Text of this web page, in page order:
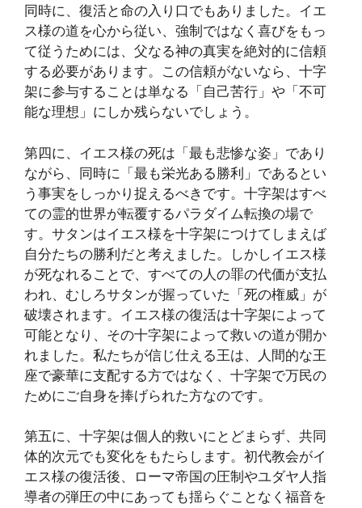
同時に、復活と命の入り口でもありました。イエ
ス様の道を心から従い、強制ではなく喜びをもっ
て従うためには、父なる神の真実を絶対的に信頼
する必要があります。この信頼がないなら、十字
架に参与することは単なる「自己苦行」や「不可
能な理想」にしか残らないでしょう。
第四に、イエス様の死は「最も悲惨な姿」であり
ながら、同時に「最も栄光ある勝利」であるとい
う事実をしっかり捉えるべきです。十字架はすべ
ての霊的世界が転覆するパラダイム転換の場で
す。サタンはイエス様を十字架につけてしまえば
自分たちの勝利だと考えました。しかしイエス様
が死なれることで、すべての人の罪の代価が支払
われ、むしろサタンが握っていた「死の権威」が
破壊されます。イエス様の復活は十字架によって
可能となり、その十字架によって救いの道が開か
れました。私たちが信じ仕える王は、人間的な王
座で豪華に支配する方ではなく、十字架で万民の
ためにご自身を捧げられた方なのです。
第五に、十字架は個人的救いにとどまらず、共同
体的次元でも変化をもたらします。初代教会がイ
エス様の復活後、ローマ帝国の圧制やユダヤ人指
導者の弾圧の中にあっても揺らぐことなく福音を